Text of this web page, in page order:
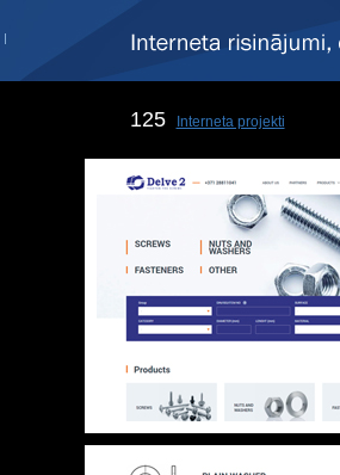
125 Interneta projekti